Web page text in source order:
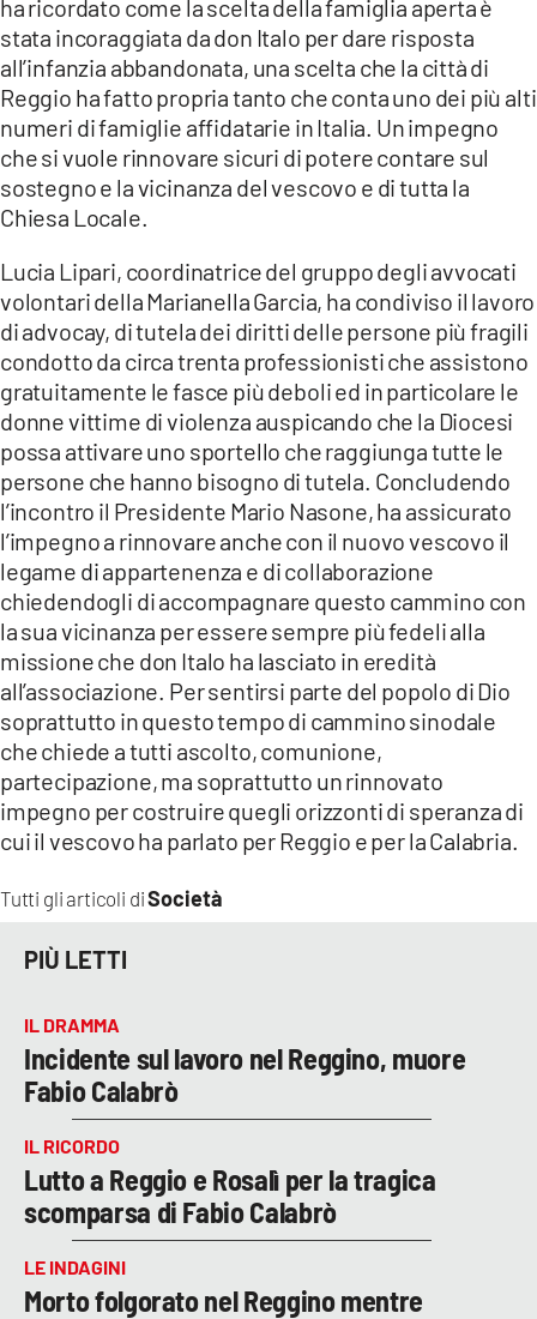
Tutti gli articoli diSocietà
ha ricordato come la scelta della famiglia aperta è
stata incoraggiata da don Italo per dare risposta
all’infanzia abbandonata, una scelta che la città di
Reggio ha fatto propria tanto che conta uno dei più alti
numeri di famiglie affidatarie in Italia. Un impegno
che si vuole rinnovare sicuri di potere contare sul
sostegno e la vicinanza del vescovo e di tutta la
Chiesa Locale.
Lucia Lipari, coordinatrice del gruppo degli avvocati
volontari della Marianella Garcia, ha condiviso il lavoro
di advocay, di tutela dei diritti delle persone più fragili
condotto da circa trenta professionisti che assistono
gratuitamente le fasce più deboli ed in particolare le
donne vittime di violenza auspicando che la Diocesi
possa attivare uno sportello che raggiunga tutte le
persone che hanno bisogno di tutela. Concludendo
l’incontro il Presidente Mario Nasone, ha assicurato
l’impegno a rinnovare anche con il nuovo vescovo il
legame di appartenenza e di collaborazione
chiedendogli di accompagnare questo cammino con
la sua vicinanza per essere sempre più fedeli alla
missione che don Italo ha lasciato in eredità
all’associazione. Per sentirsi parte del popolo di Dio
soprattutto in questo tempo di cammino sinodale
che chiede a tutti ascolto, comunione,
partecipazione, ma soprattutto un rinnovato
impegno per costruire quegli orizzonti di speranza di
cui il vescovo ha parlato per Reggio e per la Calabria.
PIÙ LETTI
IL DRAMMA
Incidente sul lavoro nel Reggino, muore
Fabio Calabrò
IL RICORDO
Lutto a Reggio e Rosalì per la tragica
scomparsa di Fabio Calabrò
LE INDAGINI
Morto folgorato nel Reggino mentre